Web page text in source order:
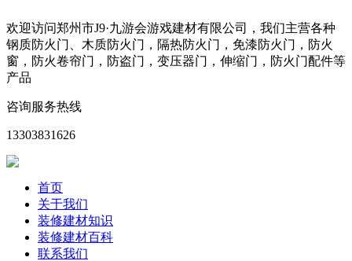
欢迎访问郑州市J9·九游会游戏建材有限公司，我们主营各种
钢质防火门、木质防火门，隔热防火门，免漆防火门，防火
窗，防火卷帘门，防盗门，变压器门，伸缩门，防火门配件等
产品
咨询服务热线
13303831626
首页
关于我们
装修建材知识
装修建材百科
联系我们